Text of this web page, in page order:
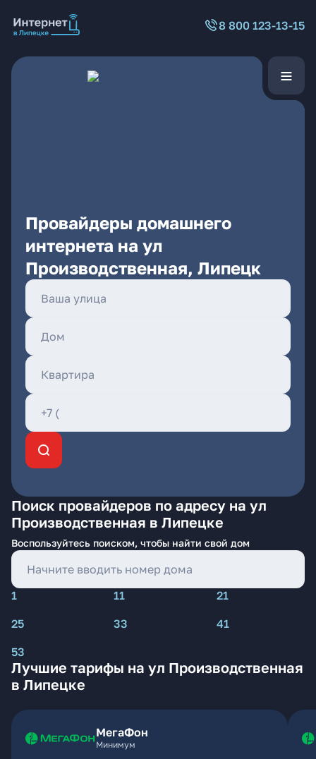
8 800 123-13-15
Провайдеры домашнего
интернета на ул
Производственная, Липецк
Поиск провайдеров по адресу на ул
Производственная в Липецке
Воспользуйтесь поиском, чтобы найти свой дом
1 11
21
25
33
41
53
Лучшие тарифы на ул Производственная
в Липецке
МегаФон
Минимум